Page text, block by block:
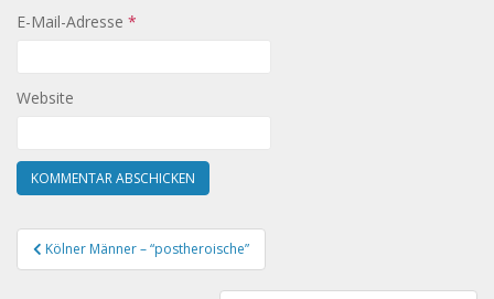
E-Mail-Adresse *
Website
Beitragsnavigation
Kölner Männer – “postheroische”